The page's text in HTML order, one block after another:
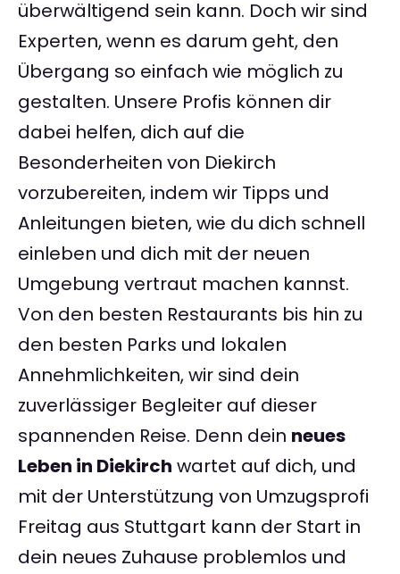
überwältigend sein kann. Doch wir sind
Experten, wenn es darum geht, den
Übergang so einfach wie möglich zu
gestalten. Unsere Profis können dir
dabei helfen, dich auf die
Besonderheiten von Diekirch
vorzubereiten, indem wir Tipps und
Anleitungen bieten, wie du dich schnell
einleben und dich mit der neuen
Umgebung vertraut machen kannst.
Von den besten Restaurants bis hin zu
den besten Parks und lokalen
Annehmlichkeiten, wir sind dein
zuverlässiger Begleiter auf dieser
spannenden Reise. Denn dein neues
Leben in Diekirch wartet auf dich, und
mit der Unterstützung von Umzugsprofi
Freitag aus Stuttgart kann der Start in
dein neues Zuhause problemlos und